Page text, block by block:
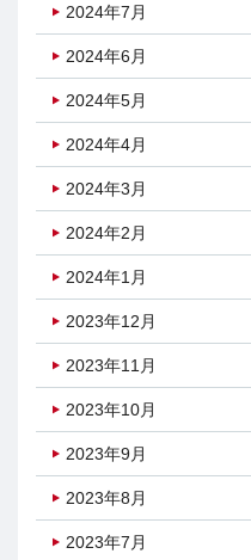
2024年7月
2024年6月
2024年5月
2024年4月
2024年3月
2024年2月
2024年1月
2023年12月
2023年11月
2023年10月
2023年9月
2023年8月
2023年7月